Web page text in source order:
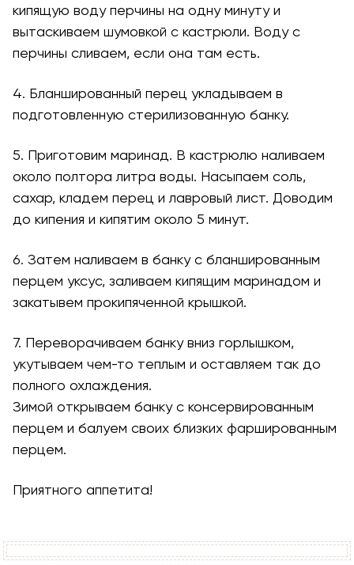
кипящую воду перчины на одну минуту и
вытаскиваем шумовкой с кастрюли. Воду с
перчины сливаем, если она там есть.
4. Бланшированный перец укладываем в
подготовленную стерилизованную банку.
5. Приготовим маринад. В кастрюлю наливаем
около полтора литра воды. Насыпаем соль,
сахар, кладем перец и лавровый лист. Доводим
до кипения и кипятим около 5 минут.
6. Затем наливаем в банку с бланшированным
перцем уксус, заливаем кипящим маринадом и
закатывем прокипяченной крышкой.
7. Переворачиваем банку вниз горлышком,
укутываем чем-то теплым и оставляем так до
полного охлаждения.
Зимой открываем банку с консервированным
перцем и балуем своих близких фаршированным
перцем.
Приятного аппетита!